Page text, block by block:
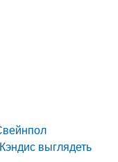
выглядеть